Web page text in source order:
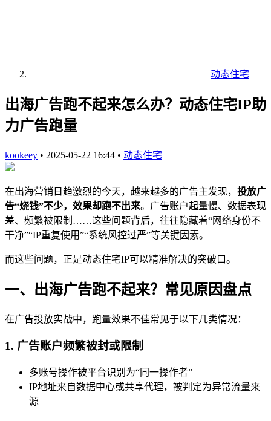
动态住宅
出海广告跑不起来怎么办？动态住宅IP助
力广告跑量
kookeey • 2025-05-22 16:44 • 动态住宅
在出海营销日趋激烈的今天，越来越多的广告主发现， 投放广
告“烧钱”不少，效果却跑不出来。广告账户起量慢、数据表现
差、频繁被限制……这些问题背后，往往隐藏着“网络身份不
干净”“IP重复使用”“系统风控过严”等关键因素。
而这些问题，正是动态住宅IP可以精准解决的突破口。
一、出海广告跑不起来？常见原因盘点
在广告投放实战中，跑量效果不佳常见于以下几类情况：
1. 广告账户频繁被封或限制
多账号操作被平台识别为“同一操作者”
IP地址来自数据中心或共享代理，被判定为异常流量来
源